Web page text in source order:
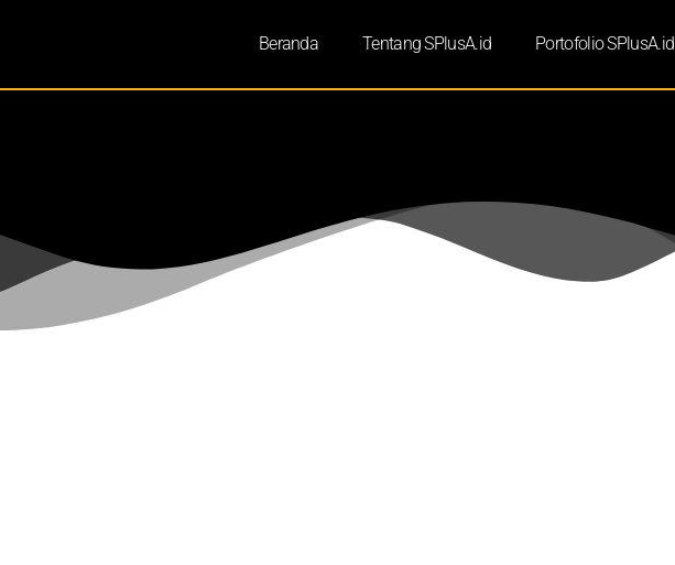
Beranda Tentang SPlusA.id Portofolio SPlusA.id